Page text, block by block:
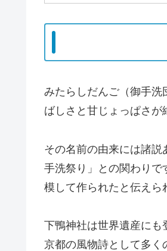
みたらしだんご（御手洗
ばしさと甘じょっぱさが
その名前の由来には諸
手洗祭り」との関わりで
模して作られたと伝えら
下鴨神社は世界遺産にも
京都の風物詩として多く